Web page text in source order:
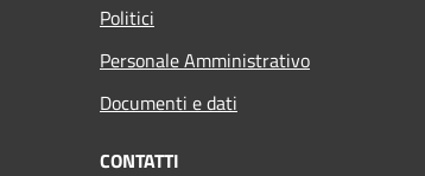
Politici
Personale Amministrativo
Documenti e dati
CONTATTI